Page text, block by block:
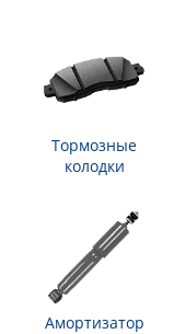
Тормозные
колодки
Амортизатор